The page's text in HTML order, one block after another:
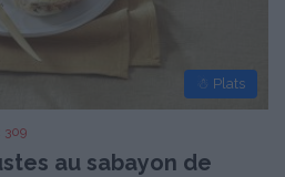
☃ Plats
309
au sabayon de